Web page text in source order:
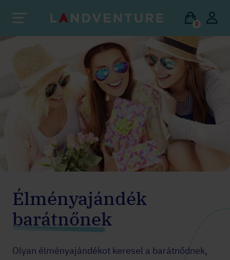
0
Élményajándék
barátnőnek
Olyan élményajándékot keresel a barátnődnek,